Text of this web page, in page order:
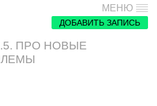
МЕНЮ
ДОБАВИТЬ ЗАПИСЬ
ПРО НОВЫЕ